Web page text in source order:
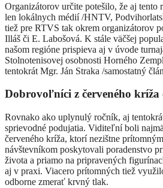
Organizátorov určite potešilo, že aj tento
len lokálnych médií /HNTV,
tiež pre RTVS tak okrem organizátorov
Illáš či E. Labošová. K stále väčšej
našom regióne prispieva aj v úvode
Stolnotenisovej osobnosti Horného
tentokrát Mgr. Ján Straka /samostatný
Dobrovoľníci z červeného
Rovnako ako uplynulý ročník, aj
sprievodné podujatia. Viditeľní boli
červeného kríža, ktorí nezištne
návštevníkom poskytovali poradenstvo
života a priamo na pripravených
aj v praxi. Viacero prítomných tiež
odborne zmerať krvný tlak.